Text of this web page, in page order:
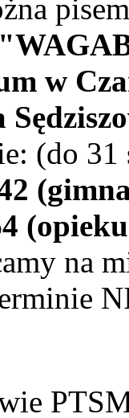
w
(do 31
na